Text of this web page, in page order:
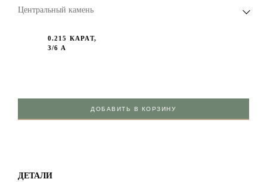
Центральный камень
0.215 КАРАТ,
3/6 А
ДОБАВИТЬ В КОРЗИНУ
ДЕТАЛИ